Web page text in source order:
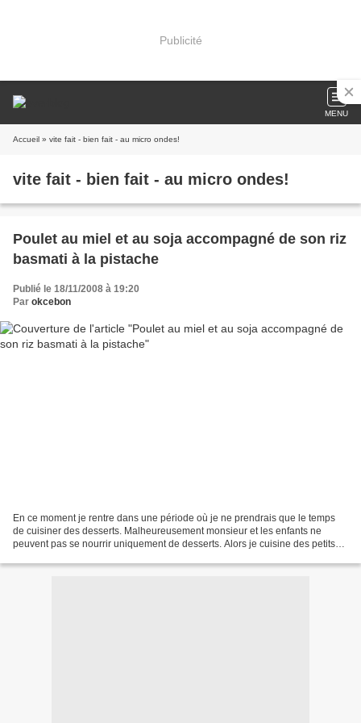
Publicité
MENU
Accueil » vite fait - bien fait - au micro ondes!
vite fait - bien fait - au micro ondes!
Poulet au miel et au soja accompagné de son riz
basmati à la pistache
Publié le 18/11/2008 à 19:20
Par okcebon
En ce moment je rentre dans une période où je ne prendrais que le temps
de cuisiner des desserts. Malheureusement monsieur et les enfants ne
peuvent pas se nourrir uniquement de desserts. Alors je cuisine des petits